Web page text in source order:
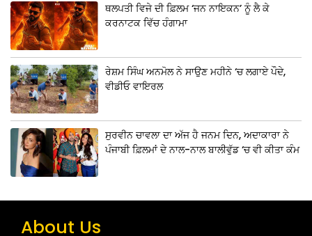
ਥਲਪਤੀ ਵਿਜੇ ਦੀ ਫ਼ਿਲਮ ‘ਜਨ ਨਾਇਕਨ’ ਨੂੰ ਲੈ ਕੇ
ਕਰਨਾਟਕ ਵਿੱਚ ਹੰਗਾਮਾ
ਰੇਸ਼ਮ ਸਿੰਘ ਅਨਮੋਲ ਨੇ ਸਾਉਣ ਮਹੀਨੇ ‘ਚ ਲਗਾਏ ਪੌਦੇ,
ਵੀਡੀਓ ਵਾਇਰਲ
ਸੁਰਵੀਨ ਚਾਵਲਾ ਦਾ ਅੱਜ ਹੈ ਜਨਮ ਦਿਨ, ਅਦਾਕਾਰਾ ਨੇ
ਪੰਜਾਬੀ ਫ਼ਿਲਮਾਂ ਦੇ ਨਾਲ-ਨਾਲ ਬਾਲੀਵੁੱਡ ‘ਚ ਵੀ ਕੀਤਾ ਕੰਮ
About Us